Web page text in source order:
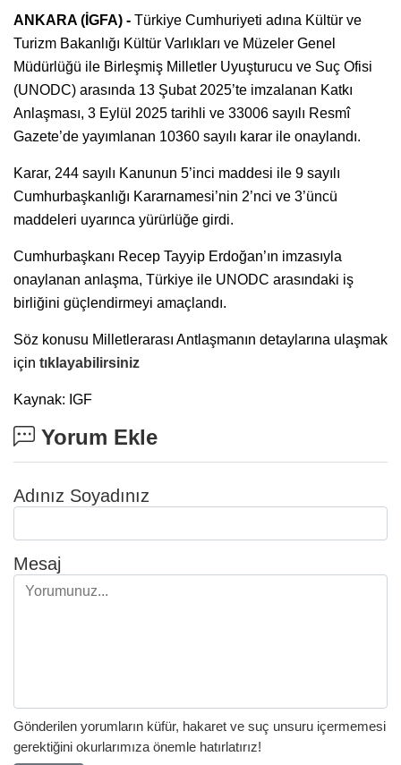
ANKARA (İGFA) - Türkiye Cumhuriyeti adına Kültür ve
Turizm Bakanlığı Kültür Varlıkları ve Müzeler Genel
Müdürlüğü ile Birleşmiş Milletler Uyuşturucu ve Suç Ofisi
(UNODC) arasında 13 Şubat 2025’te imzalanan Katkı
Anlaşması, 3 Eylül 2025 tarihli ve 33006 sayılı Resmî
Gazete’de yayımlanan 10360 sayılı karar ile onaylandı.
Karar, 244 sayılı Kanunun 5’inci maddesi ile 9 sayılı
Cumhurbaşkanlığı Kararnamesi’nin 2’nci ve 3’üncü
maddeleri uyarınca yürürlüğe girdi.
Cumhurbaşkanı Recep Tayyip Erdoğan’ın imzasıyla
onaylanan anlaşma, Türkiye ile UNODC arasındaki iş
birliğini güçlendirmeyi amaçlandı.
Söz konusu Milletlerarası Antlaşmanın detaylarına ulaşmak
için tıklayabilirsiniz
Kaynak: IGF
Yorum Ekle
Adınız Soyadınız
Mesaj
Gönderilen yorumların küfür, hakaret ve suç unsuru içermemesi
gerektiğini okurlarımıza önemle hatırlatırız!